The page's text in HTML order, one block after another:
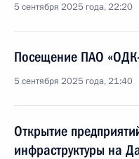
5 сентября 2025 года, 22:20
Посещение ПАО
5 сентября 2025 года, 21:40
Открытие
инфраструктуры на